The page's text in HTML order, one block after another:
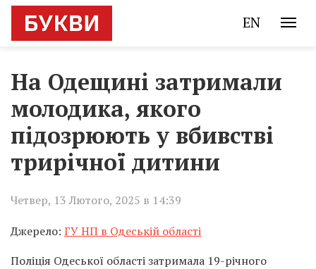
EN
На Одещині затримали
молодика, якого
підозрюють у вбивстві
трирічної дитини
Четвер, 13 Лютого, 2025 в 14:39
Джерело: ГУ НП в Одеській області
Поліція Одеської області затримала 19-річного